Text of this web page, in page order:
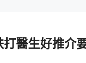
醫生好推介